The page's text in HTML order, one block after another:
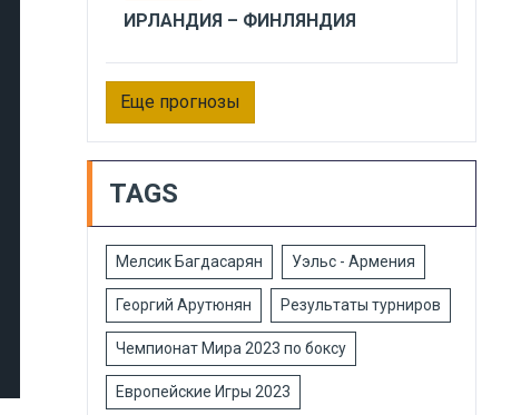
ИРЛАНДИЯ – ФИНЛЯНДИЯ
Еще прогнозы
TAGS
Мелсик Багдасарян Уэльс - Армения
Георгий Арутюнян Результаты турниров
Чемпионат Мира 2023 по боксу
Европейские Игры 2023